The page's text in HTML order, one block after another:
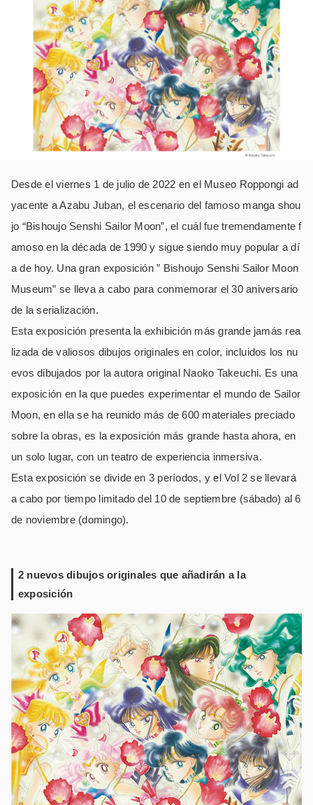
Desde el viernes 1 de julio de 2022 en el Museo Roppongi ad
yacente a Azabu Juban, el escenario del famoso manga shou
jo “Bishoujo Senshi Sailor Moon”, el cuál fue tremendamente f
amoso en la década de 1990 y sigue siendo muy popular a dí
a de hoy. Una gran exposición ” Bishoujo Senshi Sailor Moon
Museum” se lleva a cabo para conmemorar el 30 aniversario
de la serialización.
Esta exposición presenta la exhibición más grande jamás rea
lizada de valiosos dibujos originales en color, incluidos los nu
evos dibujados por la autora original Naoko Takeuchi. Es una
exposición en la que puedes experimentar el mundo de Sailor
Moon, en ella se ha reunido más de 600 materiales preciado
sobre la obras, es la exposición más grande hasta ahora, en
un solo lugar, con un teatro de experiencia inmersiva.
Esta exposición se divide en 3 períodos, y el Vol 2 se llevará
a cabo por tiempo limitado del 10 de septiembre (sábado) al 6
de noviembre (domingo).
2 nuevos dibujos originales que añadirán a la
exposición